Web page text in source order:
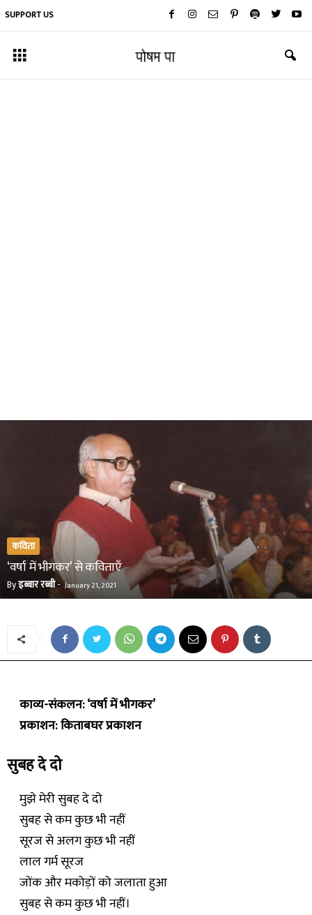
SUPPORT US
कविता
‘वर्षा में भीगकर’ से कविताएँ
Byइब्बार रब्बी- January 21, 2021
काव्य-संकलन: ‘वर्षा में भीगकर’
प्रकाशन: किताबघर प्रकाशन
सुबह दे दो
मुझे मेरी सुबह दे दो
सुबह से कम कुछ भी नहीं
सूरज से अलग कुछ भी नहीं
लाल गर्म सूरज
जोंक और मकोड़ों को जलाता हुआ
सुबह से कम कुछ भी नहीं।